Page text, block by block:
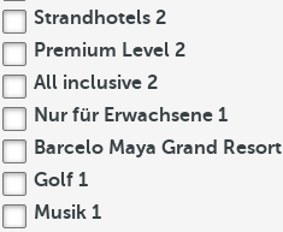
Strandhotels 2
Premium Level 2
All inclusive 2
Nur für Erwachsene 1
Barcelo Maya Grand Resort
Golf 1
Musik 1